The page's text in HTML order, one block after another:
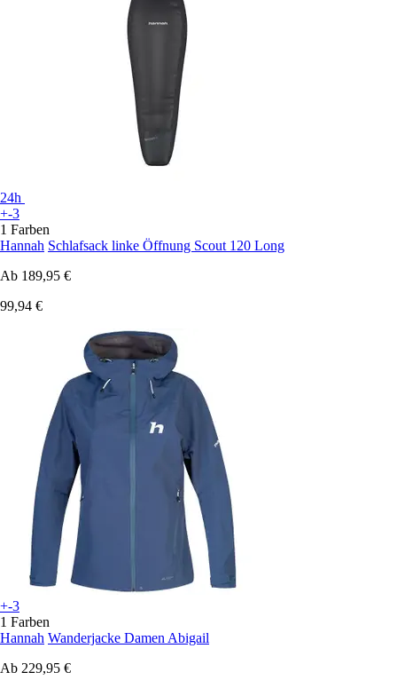
24h
+-3
1 Farben
Hannah Schlafsack linke Öffnung Scout 120 Long
Ab 189,95 €
99,94 €
+-3
1 Farben
Hannah Wanderjacke Damen Abigail
Ab 229,95 €